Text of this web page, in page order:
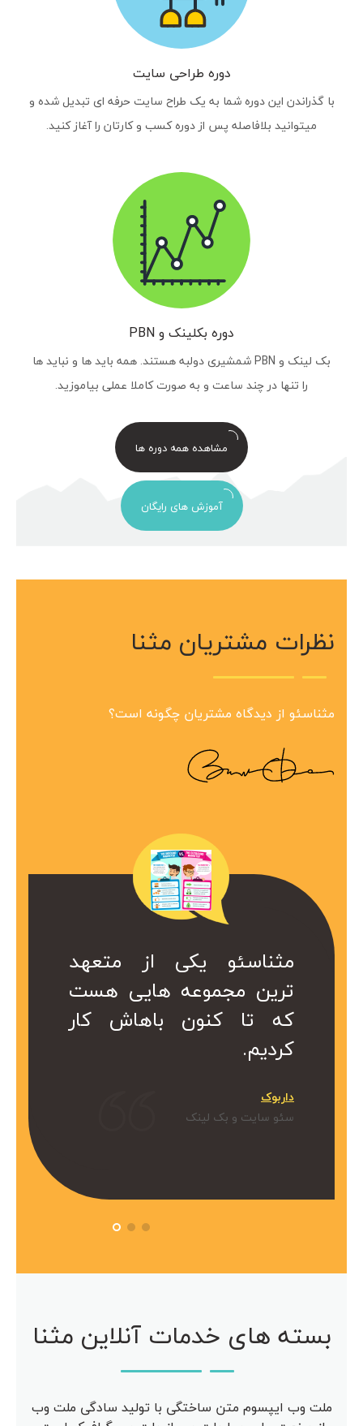
دوره طراحی سایت
با گذراندن این دوره شما به یک طراح سایت حرفه ای تبدیل شده و
میتوانید بلافاصله پس از دوره کسب و کارتان را آغاز کنید.
دوره بکلینک و PBN
بک لینک و PBN شمشیری دولبه هستند. همه باید ها و نباید ها
را تنها در چند ساعت و به صورت کاملا عملی بیاموزید.
مشاهده همه دوره ها
آموزش های رایگان
نظرات مشتریان مثنا
مثناسئو از دیدگاه مشتریان چگونه است؟
مثناسئو یک
برای ما
هست که
مثناسئو یکی از متعهد
ترین مجموعه هایی هست
که تا کنون باهاش کار
کردیم.
داربوک
سئو سایت و بک لینک
مجموعه در
هست.
کمتر از یک
ارزشمند
کا سال ها
از خدمات
استفاده
از متعهد
هایی هست
باهاش کار
بسته های خدمات آنلاین مثنا
ملت وب ایپسوم متن ساختگی با تولید سادگی ملت وب